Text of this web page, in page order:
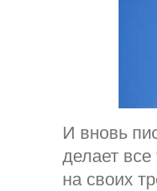
И вновь
делает все
на своих